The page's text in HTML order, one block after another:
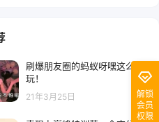
刷爆朋友圈的蚂蚁呀嘿这么
玩！
21年3月25日
解锁
会员
权限